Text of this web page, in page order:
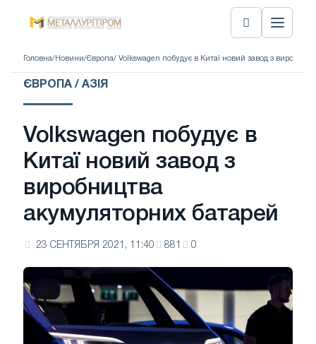
Головна/ Новини/Європа/ Volkswagen побудує в Китаї новий завод з
ЄВРОПА / АЗІЯ
Volkswagen побудує в
Китаї новий завод з
виробництва
акумуляторних батарей
23 СЕНТЯБРЯ 2021, 11:40 881 0